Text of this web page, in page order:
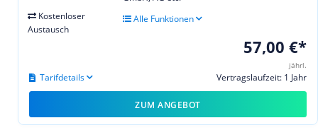
Kostenloser
Austausch
Alle Funktionen
57,00 €*
jährl.
Vertragslaufzeit: 1 Jahr
Tarifdetails
ZUM ANGEBOT